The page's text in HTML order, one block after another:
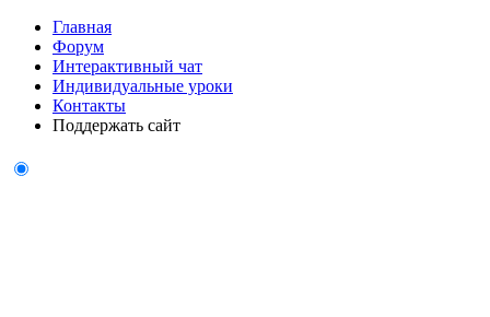
Главная
Форум
Интерактивный чат
Индивидуальные уроки
Контакты
Поддержать сайт